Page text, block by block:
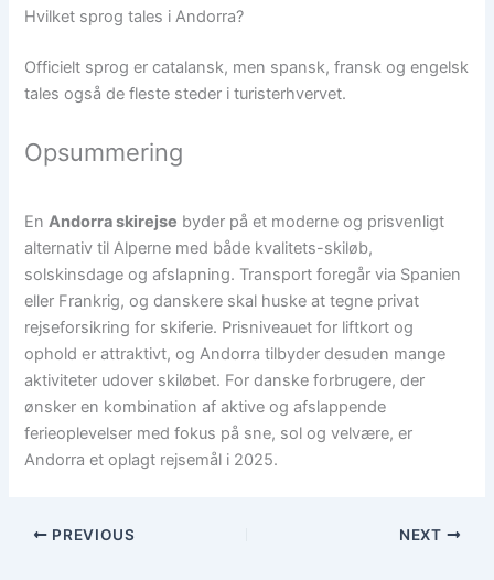
Hvilket sprog tales i Andorra?
Officielt sprog er catalansk, men spansk, fransk og engelsk
tales også de fleste steder i turisterhvervet.
Opsummering
EnAndorra skirejse byder på et moderne og prisvenligt
alternativ til Alperne med både kvalitets-skiløb,
solskinsdage og afslapning. Transport foregår via Spanien
eller Frankrig, og danskere skal huske at tegne privat
rejseforsikring for skiferie. Prisniveauet for liftkort og
ophold er attraktivt, og Andorra tilbyder desuden mange
aktiviteter udover skiløbet. For danske forbrugere, der
ønsker en kombination af aktive og afslappende
ferieoplevelser med fokus på sne, sol og velvære, er
Andorra et oplagt rejsemål i 2025.
PREVIOUS NEXT